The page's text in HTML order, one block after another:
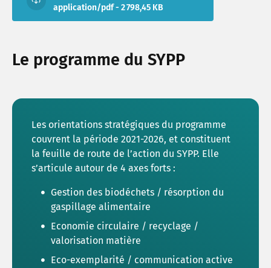
application/pdf - 2 798,45 KB
Le programme du SYPP
Les orientations stratégiques du programme
couvrent la période 2021-2026, et constituent
la feuille de route de l’action du SYPP. Elle
s’articule autour de 4 axes forts :
Gestion des biodéchets / résorption du
gaspillage alimentaire
Economie circulaire / recyclage /
valorisation matière
Eco-exemplarité / communication active